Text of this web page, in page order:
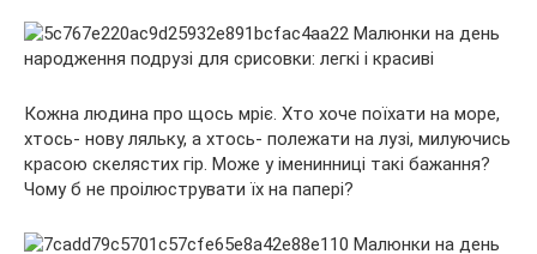
Кожна людина про щось мріє. Хто хоче поїхати на море,
хтось- нову ляльку, а хтось- полежати на лузі, милуючись
красою скелястих гір. Може у іменинниці такі бажання?
Чому б не проілюструвати їх на папері?